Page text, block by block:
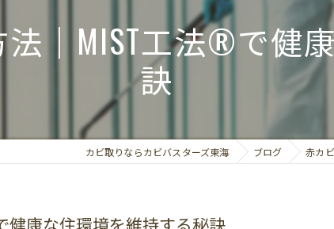
防カビ
カビ取り専門
カビ検査
｜MIST工法®で健
訣
カビ取りならカビバスターズ東海 ブログ 赤カ
健康な住環境を維持する秘訣